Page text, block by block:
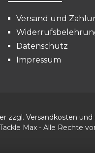
Versand und
Datenschutz
Impressum
zzgl. Versandkosten und
Max - Alle Rechte